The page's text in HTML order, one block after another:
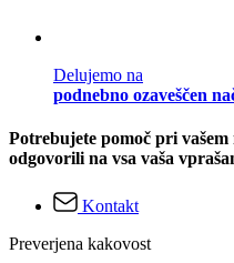
Delujemo na
podnebno ozaveščen
Potrebujete pomoč pri
odgovorili na vsa vaša
Kontakt
Preverjena kakovost